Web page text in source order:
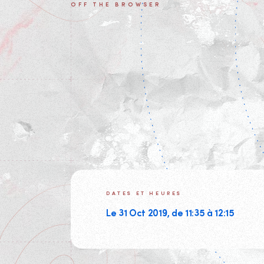
OFF THE BROWSER
DATES ET HEURES
Le 31 Oct 2019, de 11:35 à 12:15